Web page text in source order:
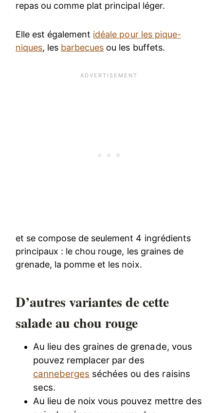
repas ou comme plat principal léger.
Elle est également idéale pour les pique-
niques, les barbecues ou les buffets.
et se compose de seulement 4 ingrédients
principaux : le chou rouge, les graines de
grenade, la pomme et les noix.
D’autres variantes de cette
salade au chou rouge
Au lieu des graines de grenade, vous
pouvez remplacer par des
canneberges séchées ou des raisins
secs.
Au lieu de noix vous pouvez mettre des